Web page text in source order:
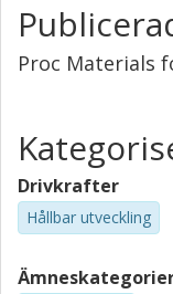
Proc Materials
Drivkrafter
Hållbar utveckling
Ämneskategorier